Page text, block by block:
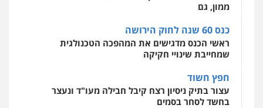
לעורכי דין
ממון, גם
כנס 60 שנה לחוק הירושה
ראשי הכנס מדגישים את המהפכה הטכנולגית
שמחייבת שינויי חקיקה
חפץ חשוד
עצור בתיק ניסיון רצח קיבל חבילה מעו"ד ונעצר
בחשד לסחר בסמים